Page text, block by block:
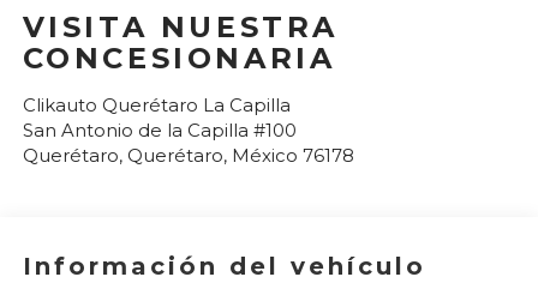
VISITA NUESTRA
CONCESIONARIA
Clikauto Querétaro La Capilla
San Antonio de la Capilla #100
Querétaro, Querétaro, México 76178
Información del vehículo